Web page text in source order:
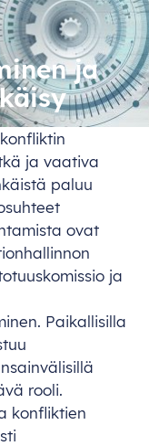
ja
ja vaativa
paluu
ovat
ja
Paikallisilla
rooli.
konfliktien